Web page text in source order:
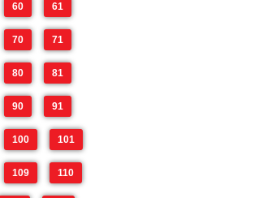
60 61
70 71
80 81
90 91
100 101
109 110